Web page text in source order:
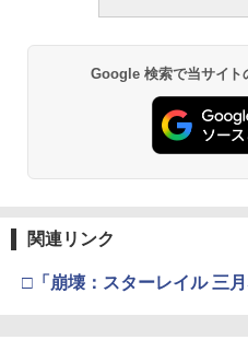
Google 検索で当サイト
関連リンク
□「崩壊：スターレイル 三